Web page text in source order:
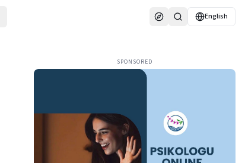
English
SPONSORED